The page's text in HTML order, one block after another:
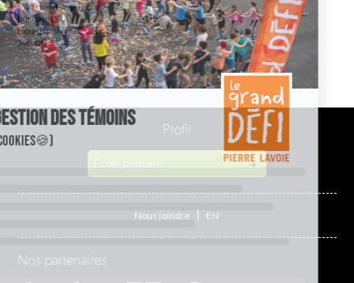
540 rue d’Avaugour,
bureau 1300,
Boucherville (Québec)
J4B 0G6
cubesenergie@legdpl.com
Profil
École primaire
Nous joindre EN
Nos partenaires